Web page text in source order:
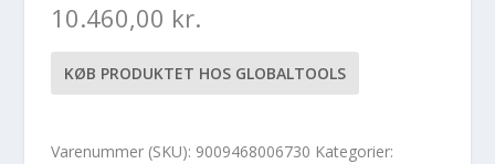
10.460,00 kr.
KØB PRODUKTET HOS GLOBALTOOLS
Varenummer (SKU): 9009468006730 Kategorier: